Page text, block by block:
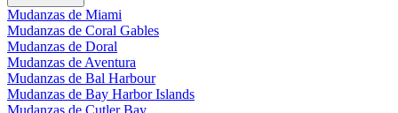
Mudanzas de Miami
Mudanzas de Coral Gables
Mudanzas de Doral
Mudanzas de Aventura
Mudanzas de Bal Harbour
Mudanzas de Bay Harbor Islands
Mudanzas de Cutler Bay